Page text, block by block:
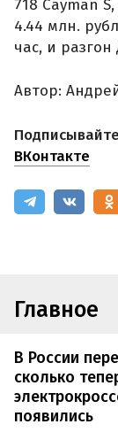
718 Cayman
4.44 млн.
час, и разгон
Автор:
ВКонтакте
Главное
В России
сколько
появились